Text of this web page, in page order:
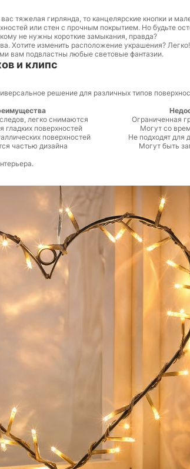
тяжелая гирлянда, то канцелярские кнопки и
или стен с прочным покрытием. Но будьте
не нужны короткие замыкания, правда?
Хотите изменить расположение украшения?
вам подвластны любые световые фантазии.
и клипс
решение для различных типов
легко снимаются
Ограниченная
гладких поверхностей
Могут со
поверхностей
Не подходят для
частью дизайна
Могут быть